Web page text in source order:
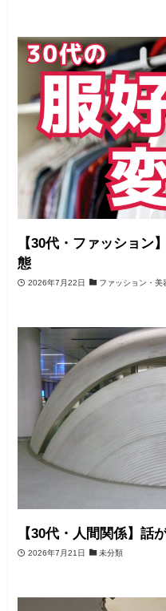
【30代・ファッション
態
2026年7月22日 ファッション・美
【30代・人間関係】話
2026年7月21日 未分類